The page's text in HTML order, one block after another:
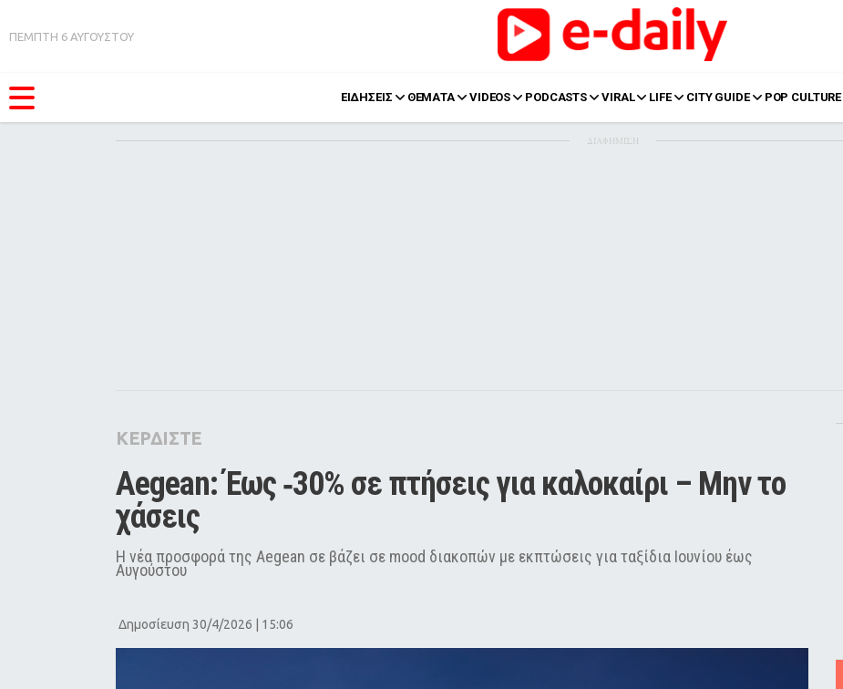
ΠΕΜΠΤΗ 6 ΑΥΓΟΥΣΤΟΥ
ΕΙΔΗΣΕΙΣ ΘΕΜΑΤΑ VIDEOS PODCASTS VIRAL LIFE CITY GUIDE POP CULTURE
Pop Culture
Agenda
ΔΙΑΦΗΜΙΣΗ
ΚΕΡΔΙΣΤΕ
Aegean: Έως ‑30% σε πτήσεις για καλοκαίρι – Μην το
χάσεις
Η νέα προσφορά της Aegean σε βάζει σε mood διακοπών με εκπτώσεις για ταξίδια Ιουνίου έως
Αυγούστου
Δημοσίευση 30/4/2026 | 15:06